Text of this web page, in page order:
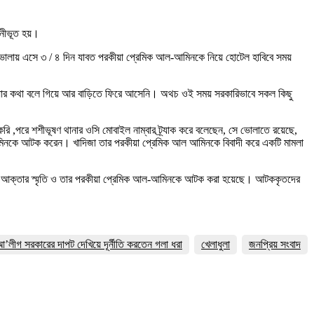
হয়।
এসে ৩ / ৪ দিন যাবত পরকীয়া প্রেমিক আল-আমিনকে নিয়ে হোটেল হাবিবে সময়
কথা বলে গিয়ে আর বাড়িতে ফিরে আসেনি। অথচ ওই সময় সরকারিভাবে সকল কিছু
শশীভূষণ থানার ওসি মোবাইল নাম্বার ট্র্যাক করে বলেছেন, সে ভোলাতে রয়েছে,
আটক করেন। খাদিজা তার পরকীয়া প্রেমিক আল আমিনকে বিবাদী করে একটি মামলা
আক্তার স্মৃতি ও তার পরকীয়া প্রেমিক আল-আমিনকে আটক করা হয়েছে। আটককৃতদের
সরকারের দাপট দেখিয়ে দূর্নীতি করতেন গলা ধরা খেলাধুলা জনপ্রিয় সংবাদ